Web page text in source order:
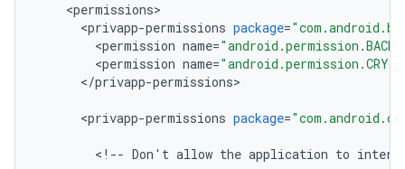
<permissions>
<privapp-permissions package=
<permission name=
<permission name=
</privapp-permissions>
<privapp-permissions package=
< ! -- Don ' t allow the application to